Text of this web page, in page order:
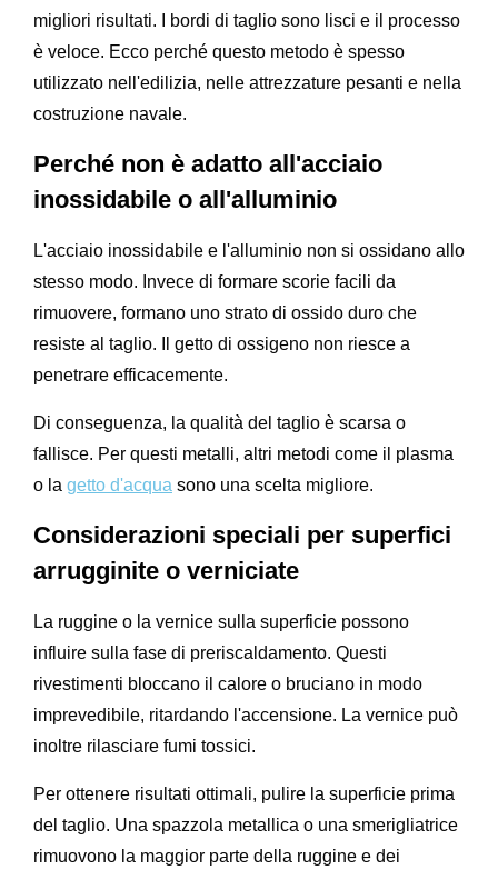
migliori risultati. I bordi di taglio sono lisci e il processo
è veloce. Ecco perché questo metodo è spesso
utilizzato nell'edilizia, nelle attrezzature pesanti e nella
costruzione navale.
Perché non è adatto all'acciaio
inossidabile o all'alluminio
L'acciaio inossidabile e l'alluminio non si ossidano allo
stesso modo. Invece di formare scorie facili da
rimuovere, formano uno strato di ossido duro che
resiste al taglio. Il getto di ossigeno non riesce a
penetrare efficacemente.
Di conseguenza, la qualità del taglio è scarsa o
fallisce. Per questi metalli, altri metodi come il plasma
o la getto d'acqua sono una scelta migliore.
Considerazioni speciali per superfici
arrugginite o verniciate
La ruggine o la vernice sulla superficie possono
influire sulla fase di preriscaldamento. Questi
rivestimenti bloccano il calore o bruciano in modo
imprevedibile, ritardando l'accensione. La vernice può
inoltre rilasciare fumi tossici.
Per ottenere risultati ottimali, pulire la superficie prima
del taglio. Una spazzola metallica o una smerigliatrice
rimuovono la maggior parte della ruggine e dei